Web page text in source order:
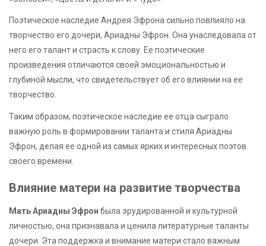
Поэтическое наследие Андрея Эфрона сильно повлияло на
творчество его дочери, Ариадны Эфрон. Она унаследовала от
него его талант и страсть к слову. Ее поэтические
произведения отличаются своей эмоциональностью и
глубиной мысли, что свидетельствует об его влиянии на ее
творчество.
Таким образом, поэтическое наследие ее отца сыграло
важную роль в формировании таланта и стиля Ариадны
Эфрон, делая ее одной из самых ярких и интересных поэтов
своего времени.
Влияние матери на развитие творчества
Мать Ариадны Эфрон была эрудированной и культурной
личностью, она признавала и ценила литературные таланты
дочери. Эта поддержка и внимание матери стало важным